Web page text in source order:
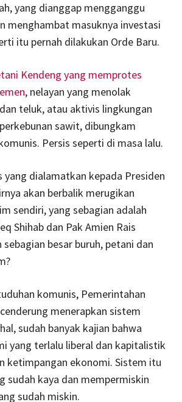
yang dianggap mengganggu
menghambat masuknya investasi
itu pernah dilakukan Orde Baru.
Kendeng yang memprotes
, nelayan yang menolak
teluk, atau aktivis lingkungan
sawit, dibungkam
Persis seperti di masa lalu.
yang dialamatkan kepada Presiden
akan berbalik merugikan
sendiri, yang sebagian adalah
Shihab dan Pak Amien Rais
besar buruh, petani dan
komunis, Pemerintahan
menerapkan sistem
sudah banyak kajian bahwa
yang terlalu liberal dan kapitalistik
ketimpangan ekonomi. Sistem itu
sudah kaya dan mempermiskin
sudah miskin.